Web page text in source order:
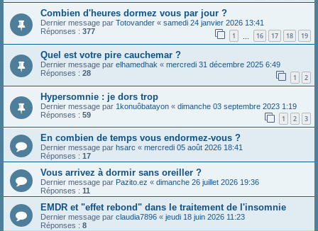
Combien d'heures dormez vous par jour ?
Dernier message par Totovander « samedi 24 janvier 2026 13:41
Réponses : 377 1 16 17 18 19
Quel est votre pire cauchemar ?
Dernier message par elhamedhak « mercredi 31 décembre 2025 6:49
Réponses : 28 1 2
Hypersomnie : je dors trop
Dernier message par 1konuôbatayon « dimanche 03 septembre 2023 1:19
Réponses : 59 1 2 3
En combien de temps vous endormez-vous ?
Dernier message par hsarc « mercredi 05 août 2026 18:41
Réponses : 17
Vous arrivez à dormir sans oreiller ?
Dernier message par Pazito.ez « dimanche 26 juillet 2026 19:36
Réponses : 11
EMDR et "effet rebond" dans le traitement de l'insomnie
Dernier message par claudia7896 « jeudi 18 juin 2026 11:23
Réponses : 8